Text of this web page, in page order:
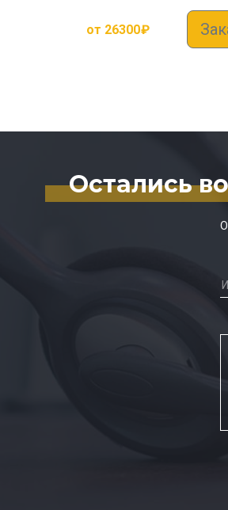
от 26300₽
Остались